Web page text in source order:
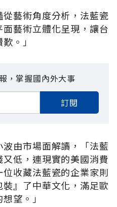
藝術角度分析，法藍瓷
藝術立體化呈現，讓台
。」
，掌握國內外大事
訂閱
由市場面解讀，「法藍
低，連現實的美國消費
收藏法藍瓷的企業家則
』了中華文化，滿足歐
望。」